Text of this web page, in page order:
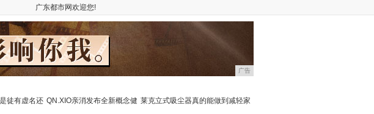
广东都市网欢迎您!
广告
徒有虚名还 QN.XIO亲消发布全新概念健 莱克立式吸尘器真的能做到减轻家